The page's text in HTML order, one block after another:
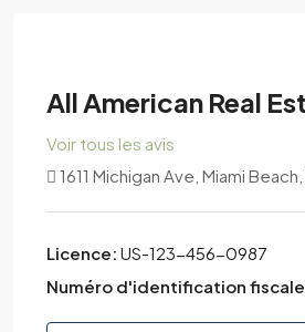
All American Real
Voir tous les avis
1611 Michigan Ave, Miami Beach,
Licence: US-123-456-0987
Numéro d'identification